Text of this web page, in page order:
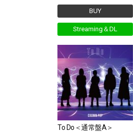
BUY
Streaming＆DL
To Do＜通常盤A＞